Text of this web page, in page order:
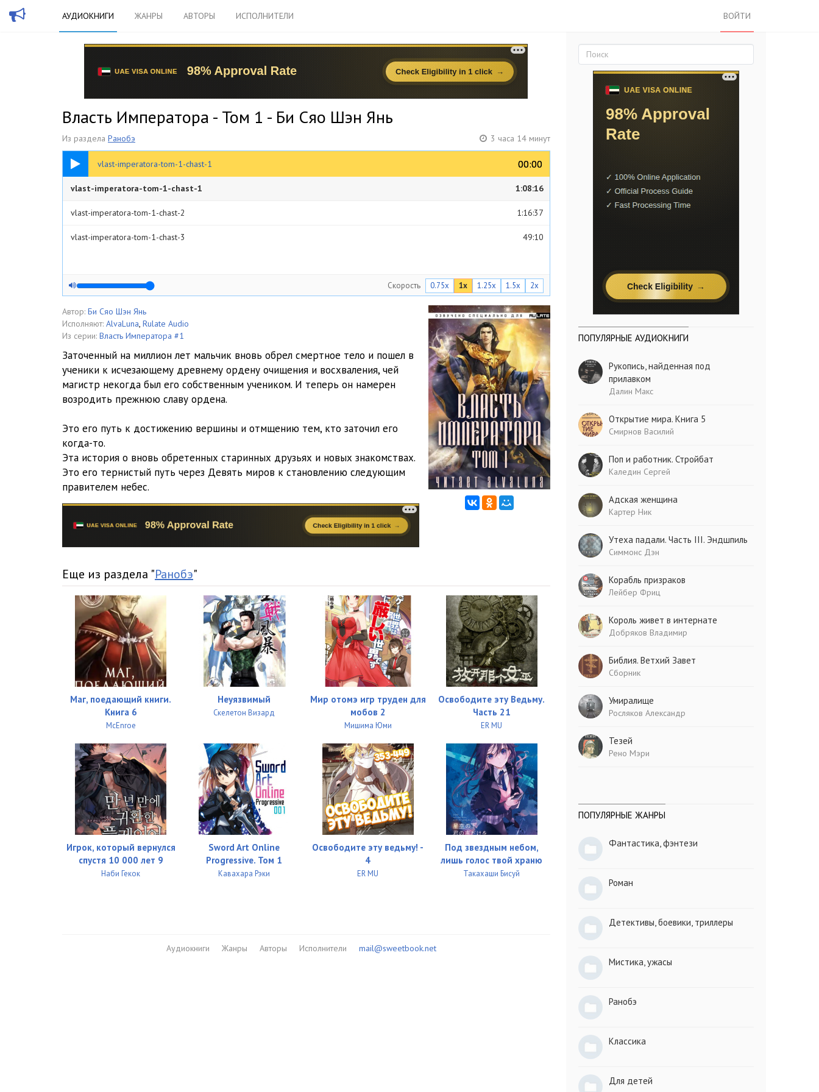
АУДИОКНИГИ ЖАНРЫ АВТОРЫ ИСПОЛНИТЕЛИ ВОЙТИ
Власть Императора - Том 1 - Би Сяо Шэн Янь
Из раздела Ранобэ 3 часа 14 минут
vlast-imperatora-tom-1-chast-1 00:00
00:00
1:08:16
vlast-imperatora-tom-1-chast-1 1:08:16
vlast-imperatora-tom-1-chast-2 1:16:37
vlast-imperatora-tom-1-chast-3 49:10
Скорость 0.75x 1x 1.25x 1.5x 2x
Автор: Би Сяо Шэн Янь
Исполняют: AlvaLuna, Rulate Audio
Из серии: Власть Императора #1
Заточенный на миллион лет мальчик вновь обрел смертное тело и пошел в
ученики к исчезающему древнему ордену очищения и восхваления, чей
магистр некогда был его собственным учеником. И теперь он намерен
возродить прежнюю славу ордена.
Это его путь к достижению вершины и отмщению тем, кто заточил его
когда-то.
Эта история о вновь обретенных старинных друзьях и новых знакомствах.
Это его тернистый путь через Девять миров к становлению следующим
правителем небес.
Еще из раздела "Ранобэ"
Маг, поедающий книги.
Книга 6
McEnroe
Неуязвимый
Скелетон Визард
Мир отомэ игр труден для
мобов 2
Мишима Юми
Освободите эту Ведьму.
Часть 21
ER MU
Игрок, который вернулся
спустя 10 000 лет 9
Наби Гекок
Sword Art Online
Progressive. Том 1
Кавахара Рэки
Освободите эту ведьму! -
4
ER MU
Под звездным небом,
лишь голос твой храню
Такахаши Бисуй
Аудиокниги Жанры Авторы Исполнители mail@sweetbook.net
ПОПУЛЯРНЫЕ АУДИОКНИГИ
Рукопись, найденная под
прилавком
Далин Макс
Открытие мира. Книга 5
Смирнов Василий
Поп и работник. Стройбат
Каледин Сергей
Адская женщина
Картер Ник
Утеха падали. Часть III. Эндшпиль
Симмонс Дэн
Корабль призраков
Лейбер Фриц
Король живет в интернате
Добряков Владимир
Библия. Ветхий Завет
Сборник
Умиралище
Росляков Александр
Тезей
Рено Мэри
ПОПУЛЯРНЫЕ ЖАНРЫ
Фантастика, фэнтези
Роман
Детективы, боевики, триллеры
Мистика, ужасы
Ранобэ
Классика
Для детей